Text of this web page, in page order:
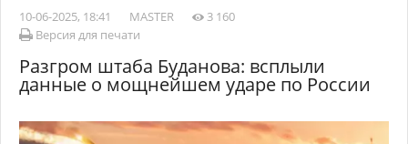
10-06-2025, 18:41 MASTER
3 160
Версия для печати
Разгром штаба Буданова: всплыли
данные о мощнейшем ударе по России